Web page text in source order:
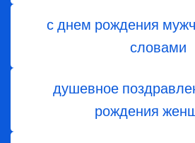
с днем рождения
словами
душевное
рождения